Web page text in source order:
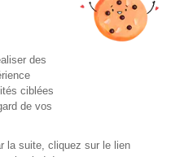
des
ciblées
de vos
la suite, cliquez sur le lien
Repas